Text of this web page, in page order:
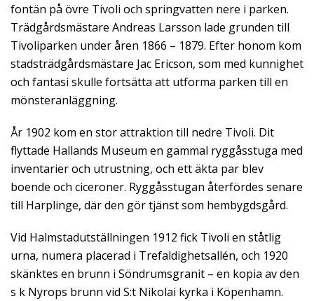
fontän på övre Tivoli och springvatten nere i parken.
Trädgårdsmästare Andreas Larsson lade grunden till
Tivoliparken under åren 1866 – 1879. Efter honom kom
stadsträdgårdsmästare Jac Ericson, som med kunnighet
och fantasi skulle fortsätta att utforma parken till en
mönsteranläggning.
År 1902 kom en stor attraktion till nedre Tivoli. Dit
flyttade Hallands Museum en gammal ryggåsstuga med
inventarier och utrustning, och ett äkta par blev
boende och ciceroner. Ryggåsstugan återfördes senare
till Harplinge, där den gör tjänst som hembygdsgård.
Vid Halmstadutställningen 1912 fick Tivoli en ståtlig
urna, numera placerad i Trefaldighetsallén, och 1920
skänktes en brunn i Söndrumsgranit – en kopia av den
s k Nyrops brunn vid S:t Nikolai kyrka i Köpenhamn.